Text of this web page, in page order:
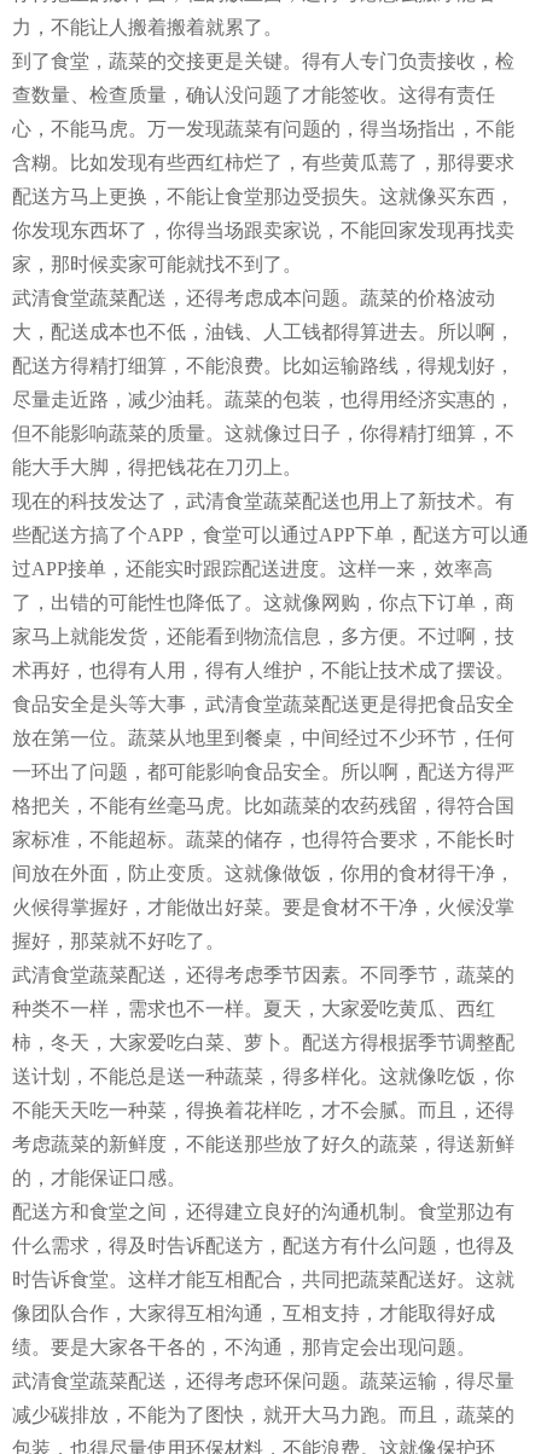
力，不能让人搬着搬着就累了。
到了食堂，蔬菜的交接更是关键。得有人专门负责接收，检
查数量、检查质量，确认没问题了才能签收。这得有责任
心，不能马虎。万一发现蔬菜有问题的，得当场指出，不能
含糊。比如发现有些西红柿烂了，有些黄瓜蔫了，那得要求
配送方马上更换，不能让食堂那边受损失。这就像买东西，
你发现东西坏了，你得当场跟卖家说，不能回家发现再找卖
家，那时候卖家可能就找不到了。
武清食堂蔬菜配送，还得考虑成本问题。蔬菜的价格波动
大，配送成本也不低，油钱、人工钱都得算进去。所以啊，
配送方得精打细算，不能浪费。比如运输路线，得规划好，
尽量走近路，减少油耗。蔬菜的包装，也得用经济实惠的，
但不能影响蔬菜的质量。这就像过日子，你得精打细算，不
能大手大脚，得把钱花在刀刃上。
现在的科技发达了，武清食堂蔬菜配送也用上了新技术。有
些配送方搞了个APP，食堂可以通过APP下单，配送方可以通
过APP接单，还能实时跟踪配送进度。这样一来，效率高
了，出错的可能性也降低了。这就像网购，你点下订单，商
家马上就能发货，还能看到物流信息，多方便。不过啊，技
术再好，也得有人用，得有人维护，不能让技术成了摆设。
食品安全是头等大事，武清食堂蔬菜配送更是得把食品安全
放在第一位。蔬菜从地里到餐桌，中间经过不少环节，任何
一环出了问题，都可能影响食品安全。所以啊，配送方得严
格把关，不能有丝毫马虎。比如蔬菜的农药残留，得符合国
家标准，不能超标。蔬菜的储存，也得符合要求，不能长时
间放在外面，防止变质。这就像做饭，你用的食材得干净，
火候得掌握好，才能做出好菜。要是食材不干净，火候没掌
握好，那菜就不好吃了。
武清食堂蔬菜配送，还得考虑季节因素。不同季节，蔬菜的
种类不一样，需求也不一样。夏天，大家爱吃黄瓜、西红
柿，冬天，大家爱吃白菜、萝卜。配送方得根据季节调整配
送计划，不能总是送一种蔬菜，得多样化。这就像吃饭，你
不能天天吃一种菜，得换着花样吃，才不会腻。而且，还得
考虑蔬菜的新鲜度，不能送那些放了好久的蔬菜，得送新鲜
的，才能保证口感。
配送方和食堂之间，还得建立良好的沟通机制。食堂那边有
什么需求，得及时告诉配送方，配送方有什么问题，也得及
时告诉食堂。这样才能互相配合，共同把蔬菜配送好。这就
像团队合作，大家得互相沟通，互相支持，才能取得好成
绩。要是大家各干各的，不沟通，那肯定会出现问题。
武清食堂蔬菜配送，还得考虑环保问题。蔬菜运输，得尽量
减少碳排放，不能为了图快，就开大马力跑。而且，蔬菜的
包装，也得尽量使用环保材料，不能浪费。这就像保护环